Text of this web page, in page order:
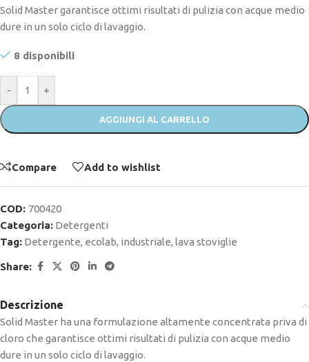
Solid Master garantisce ottimi risultati di pulizia con acque medio
dure in un solo ciclo di lavaggio.
8 disponibili
- +
AGGIUNGI AL CARRELLO
Compare Add to wishlist
COD: 700420
Categoria: Detergenti
Tag: Detergente, ecolab, industriale, lava stoviglie
Share:
Descrizione
Solid Master ha una formulazione altamente concentrata priva di
cloro che garantisce ottimi risultati di pulizia con acque medio
dure in un solo ciclo di lavaggio.